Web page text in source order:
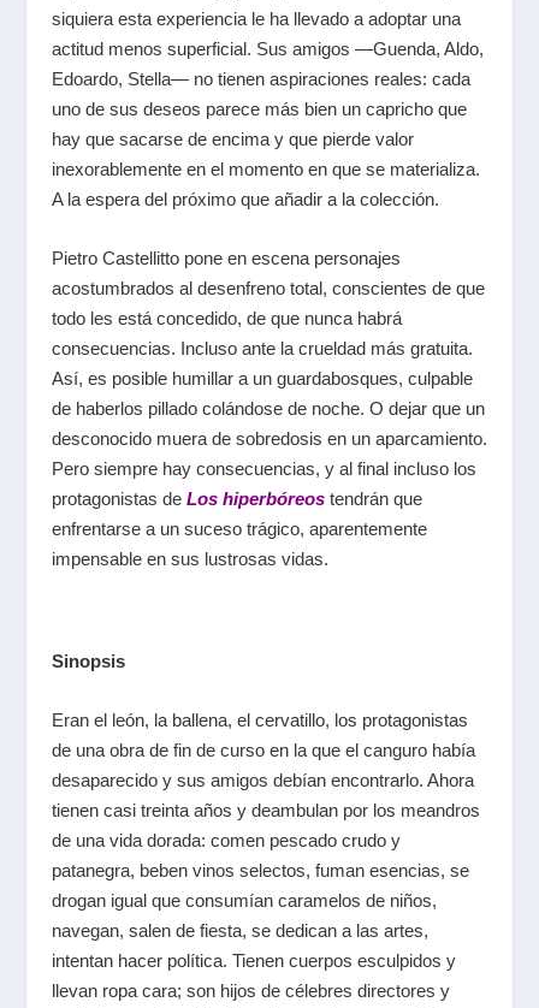
siquiera esta experiencia le ha llevado a adoptar una
actitud menos superficial. Sus amigos ―Guenda, Aldo,
Edoardo, Stella― no tienen aspiraciones reales: cada
uno de sus deseos parece más bien un capricho que
hay que sacarse de encima y que pierde valor
inexorablemente en el momento en que se materializa.
A la espera del próximo que añadir a la colección.
Pietro Castellitto pone en escena personajes
acostumbrados al desenfreno total, conscientes de que
todo les está concedido, de que nunca habrá
consecuencias. Incluso ante la crueldad más gratuita.
Así, es posible humillar a un guardabosques, culpable
de haberlos pillado colándose de noche. O dejar que un
desconocido muera de sobredosis en un aparcamiento.
Pero siempre hay consecuencias, y al final incluso los
protagonistas de Los hiperbóreostendrán que
enfrentarse a un suceso trágico, aparentemente
impensable en sus lustrosas vidas.
Sinopsis
Eran el león, la ballena, el cervatillo, los protagonistas
de una obra de fin de curso en la que el canguro había
desaparecido y sus amigos debían encontrarlo. Ahora
tienen casi treinta años y deambulan por los meandros
de una vida dorada: comen pescado crudo y
patanegra, beben vinos selectos, fuman esencias, se
drogan igual que consumían caramelos de niños,
navegan, salen de fiesta, se dedican a las artes,
intentan hacer política. Tienen cuerpos esculpidos y
llevan ropa cara; son hijos de célebres directores y